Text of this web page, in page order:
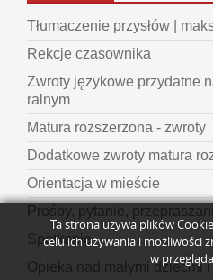
Tłumaczenie przysłów |
Rekcje czasownika
Zwroty językowe przydatne
ralnym
Matura rozszerzona - zwroty
Dodatkowe zwroty matura
Orientacja w mieście
Prośby, pytanie,
Spotkanie
Opieka nad małymi dziećmi
Ta strona używa plików
celu ich używania i możliwości
w